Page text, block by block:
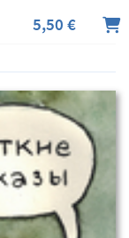
5,50 €